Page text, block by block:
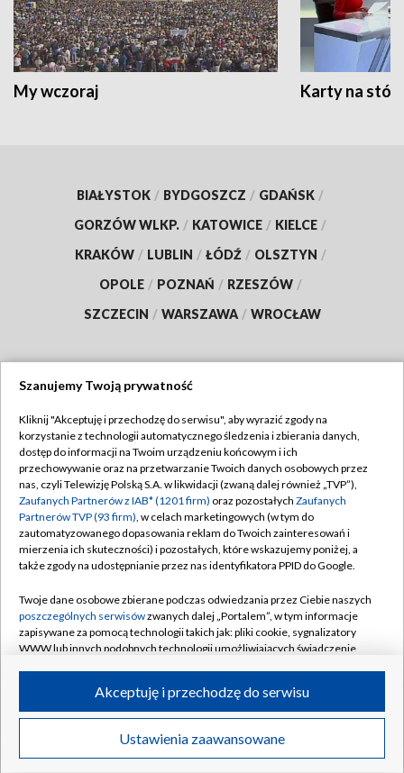
My wczoraj Karty na
BIAŁYSTOK / BYDGOSZCZ / GDAŃSK /
GORZÓW WLKP. / KATOWICE / KIELCE /
KRAKÓW / LUBLIN / ŁÓDŹ / OLSZTYN /
OPOLE / POZNAŃ / RZESZÓW /
SZCZECIN / WARSZAWA / WROCŁAW
TVP
Abonament TVP
Emisja w TVP
Centrum informacji TVP
Naziemna Telewizja Cyfrowa
Rada Programowa
System NOS
Informacje o nadawcy
Program dla prasy
Ogłoszenie przetargowe
Regulamin TVP
Polityka prywatności
Moje zgody
Pomoc
Kontakt
Kanały
©2026 Telewizja Polska S.A. w likwidacji
Szanujemy Twoją prywatność
Kliknij "Akceptuję i przechodzę do serwisu", aby wyrazić zgody na
korzystanie z technologii automatycznego śledzenia i zbierania danych,
dostęp do informacji na Twoim urządzeniu końcowym i ich
przechowywanie oraz na przetwarzanie Twoich danych osobowych przez
nas, czyli Telewizję Polską S.A. w likwidacji (zwaną dalej również „TVP”),
Zaufanych Partnerów z IAB* (1201 firm) oraz pozostałych Zaufanych
Partnerów TVP (93 firm), w celach marketingowych (w tym do
zautomatyzowanego dopasowania reklam do Twoich zainteresowań i
mierzenia ich skuteczności) i pozostałych, które wskazujemy poniżej, a
także zgody na udostępnianie przez nas identyfikatora PPID do Google.
Twoje dane osobowe zbierane podczas odwiedzania przez Ciebie naszych
poszczególnych serwisówzwanych dalej „Portalem”, w tym informacje
zapisywane za pomocą technologii takich jak: pliki cookie, sygnalizatory
WWW lub innych podobnych technologii umożliwiających świadczenie
ruchu w Internecie.
Twoje dane osobowe zbierane podczas odwiedzania przez Ciebie
poszczególnych serwisówna Portalu, takie jak adresy IP, identyfikatory
Ustawienia zaawansowane
Akceptuję i przechodzę do serwisu